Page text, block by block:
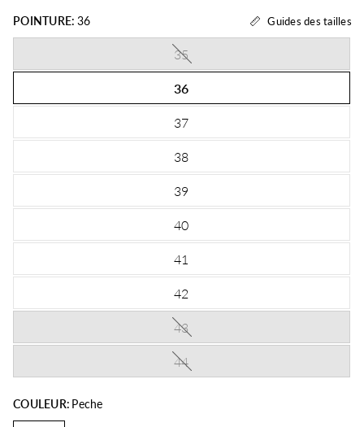
POINTURE: 36 Guides des tailles
35
36
37
38
39
40
41
42
43
44
COULEUR: Peche